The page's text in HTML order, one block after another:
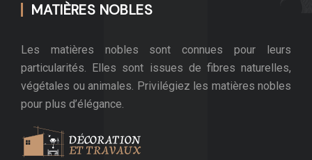
MATIÈRES NOBLES
Les matières nobles sont connues pour leurs
particularités. Elles sont issues de fibres naturelles,
végétales ou animales. Privilégiez les matières nobles
pour plus d’élégance.